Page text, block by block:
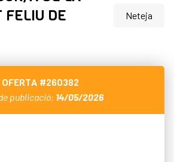
FELIU DE
Neteja
OFERTA #260382
publicació: 14/05/2026